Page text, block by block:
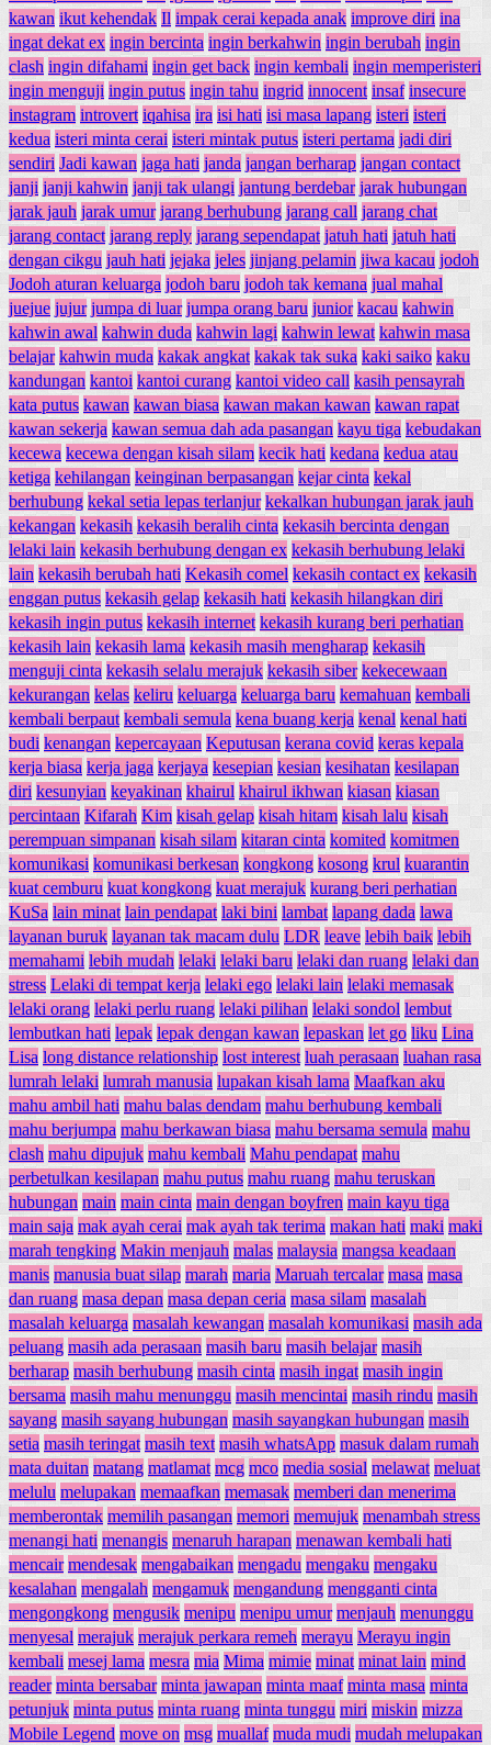
kawan ikut kehendak Il impak cerai kepada anak improve diri ina
ingat dekat ex ingin bercinta ingin berkahwin ingin berubah ingin
clash ingin difahami ingin get back ingin kembali ingin memperisteri
ingin menguji ingin putus ingin tahu ingrid innocent insaf insecure
instagram introvert iqahisa ira isi hati isi masa lapang isteri isteri
kedua isteri minta cerai isteri mintak putus isteri pertama jadi diri
sendiri Jadi kawan jaga hati janda jangan berharap jangan contact
janji janji kahwin janji tak ulangi jantung berdebar jarak hubungan
jarak jauh jarak umur jarang berhubung jarang call jarang chat
jarang contact jarang reply jarang sependapat jatuh hati jatuh hati
dengan cikgu jauh hati jejaka jeles jinjang pelamin jiwa kacau jodoh
Jodoh aturan keluarga jodoh baru jodoh tak kemana jual mahal
juejue jujur jumpa di luar jumpa orang baru junior kacau kahwin
kahwin awal kahwin duda kahwin lagi kahwin lewat kahwin masa
belajar kahwin muda kakak angkat kakak tak suka kaki saiko kaku
kandungan kantoi kantoi curang kantoi video call kasih pensayrah
kata putus kawan kawan biasa kawan makan kawan kawan rapat
kawan sekerja kawan semua dah ada pasangan kayu tiga kebudakan
kecewa kecewa dengan kisah silam kecik hati kedana kedua atau
ketiga kehilangan keinginan berpasangan kejar cinta kekal
berhubung kekal setia lepas terlanjur kekalkan hubungan jarak jauh
kekangan kekasih kekasih beralih cinta kekasih bercinta dengan
lelaki lain kekasih berhubung dengan ex kekasih berhubung lelaki
lain kekasih berubah hati Kekasih comel kekasih contact ex kekasih
enggan putus kekasih gelap kekasih hati kekasih hilangkan diri
kekasih ingin putus kekasih internet kekasih kurang beri perhatian
kekasih lain kekasih lama kekasih masih mengharap kekasih
menguji cinta kekasih selalu merajuk kekasih siber kekecewaan
kekurangan kelas keliru keluarga keluarga baru kemahuan kembali
kembali berpaut kembali semula kena buang kerja kenal kenal hati
budi kenangan kepercayaan Keputusan kerana covid keras kepala
kerja biasa kerja jaga kerjaya kesepian kesian kesihatan kesilapan
diri kesunyian keyakinan khairul khairul ikhwan kiasan kiasan
percintaan Kifarah Kim kisah gelap kisah hitam kisah lalu kisah
perempuan simpanan kisah silam kitaran cinta komited komitmen
komunikasi komunikasi berkesan kongkong kosong krul kuarantin
kuat cemburu kuat kongkong kuat merajuk kurang beri perhatian
KuSa lain minat lain pendapat laki bini lambat lapang dada lawa
layanan buruk layanan tak macam dulu LDR leave lebih baik lebih
memahami lebih mudah lelaki lelaki baru lelaki dan ruang lelaki dan
stress Lelaki di tempat kerja lelaki ego lelaki lain lelaki memasak
lelaki orang lelaki perlu ruang lelaki pilihan lelaki sondol lembut
lembutkan hati lepak lepak dengan kawan lepaskan let go liku Lina
Lisa long distance relationship lost interest luah perasaan luahan rasa
lumrah lelaki lumrah manusia lupakan kisah lama Maafkan aku
mahu ambil hati mahu balas dendam mahu berhubung kembali
mahu berjumpa mahu berkawan biasa mahu bersama semula mahu
clash mahu dipujuk mahu kembali Mahu pendapat mahu
perbetulkan kesilapan mahu putus mahu ruang mahu teruskan
hubungan main main cinta main dengan boyfren main kayu tiga
main saja mak ayah cerai mak ayah tak terima makan hati maki maki
marah tengking Makin menjauh malas malaysia mangsa keadaan
manis manusia buat silap marah maria Maruah tercalar masa masa
dan ruang masa depan masa depan ceria masa silam masalah
masalah keluarga masalah kewangan masalah komunikasi masih ada
peluang masih ada perasaan masih baru masih belajar masih
berharap masih berhubung masih cinta masih ingat masih ingin
bersama masih mahu menunggu masih mencintai masih rindu masih
sayang masih sayang hubungan masih sayangkan hubungan masih
setia masih teringat masih text masih whatsApp masuk dalam rumah
mata duitan matang matlamat mcg mco media sosial melawat meluat
melulu melupakan memaafkan memasak memberi dan menerima
memberontak memilih pasangan memori memujuk menambah stress
menangi hati menangis menaruh harapan menawan kembali hati
mencair mendesak mengabaikan mengadu mengaku mengaku
kesalahan mengalah mengamuk mengandung mengganti cinta
mengongkong mengusik menipu menipu umur menjauh menunggu
menyesal merajuk merajuk perkara remeh merayu Merayu ingin
kembali mesej lama mesra mia Mima mimie minat minat lain mind
reader minta bersabar minta jawapan minta maaf minta masa minta
petunjuk minta putus minta ruang minta tunggu miri miskin mizza
Mobile Legend move on msg muallaf muda mudi mudah melupakan